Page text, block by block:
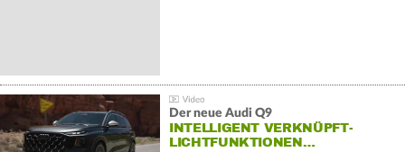
Der neue Audi Q9
INTELLIGENT VERKNÜPFT-
LICHTFUNKTIONEN…